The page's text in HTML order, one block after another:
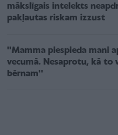
mākslīgais intelekts
pakļautas riskam izzust
''Mamma piespieda mani
vecumā. Nesaprotu, kā to
bērnam''